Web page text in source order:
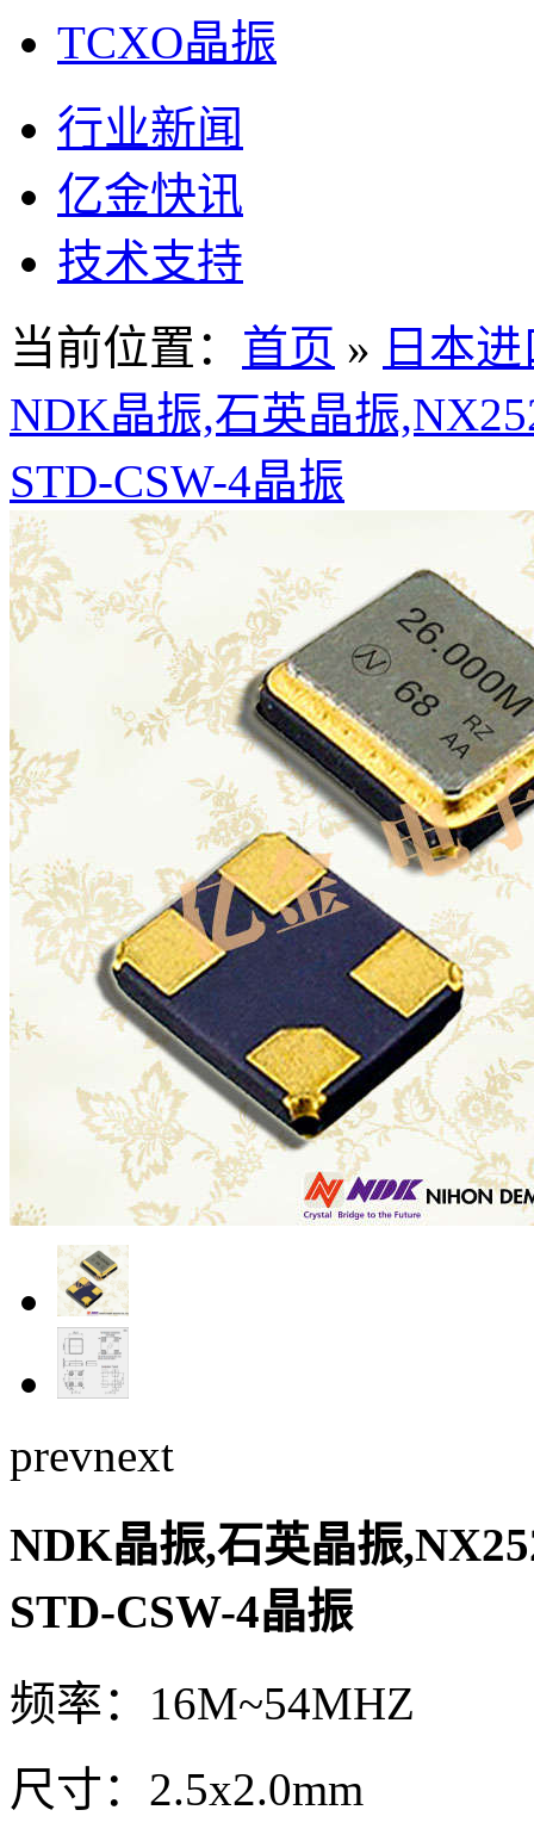
TCXO晶振
行业新闻
亿金快讯
技术支持
当前位置： 首页 » 日本
NDK晶振,石英晶振
STD-CSW-4晶振
prevnext
NDK晶振,石英晶振
STD-CSW-4晶振
频率：16M~54MHZ
尺寸：2.5x2.0mm